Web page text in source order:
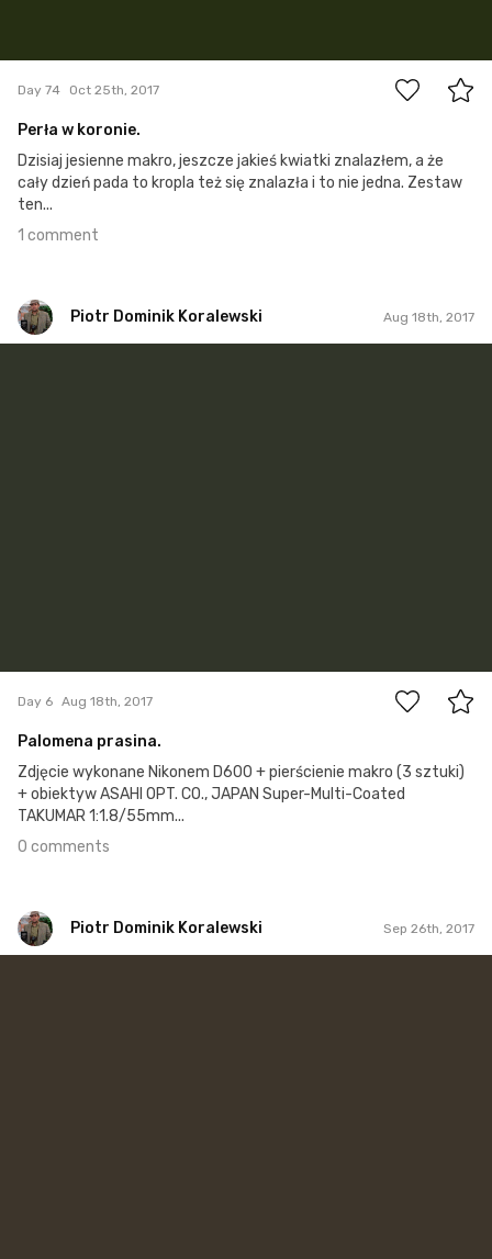
Day 74 Oct 25th, 2017
Perła w koronie.
Dzisiaj jesienne makro, jeszcze jakieś kwiatki znalazłem, a że
cały dzień pada to kropla też się znalazła i to nie jedna. Zestaw
ten...
1 comment
Piotr Dominik Koralewski Aug 18th, 2017
Day 6 Aug 18th, 2017
Palomena prasina.
Zdjęcie wykonane Nikonem D600 + pierścienie makro (3 sztuki)
+ obiektyw ASAHI OPT. CO., JAPAN Super-Multi-Coated
TAKUMAR 1:1.8/55mm...
0 comments
Piotr Dominik Koralewski Sep 26th, 2017